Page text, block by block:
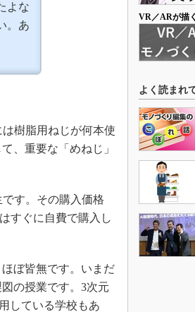
よな
。あ
樹脂用ねじが何本使
、重要な「めねじ」
す。その購入価格
すぐに自費で購入し
ぼ皆無です。いまだ
の授業です。3次元
している学校もあ
VR／ARが描
よく読まれ